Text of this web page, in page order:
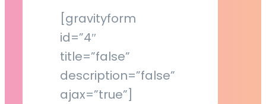
[gravityform
id=”4″
title=”false”
description=”false”
ajax=”true”]